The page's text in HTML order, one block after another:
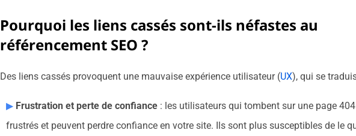
Pourquoi les liens cassés sont-ils néfastes au
référencement SEO ?
Des liens cassés provoquent une mauvaise expérience utilisateur (UX), qui se
Frustration et perte de confiance: les utilisateurs qui tombent sur une page
frustrés et peuvent perdre confiance en votre site. Ils sont plus susceptibles de le